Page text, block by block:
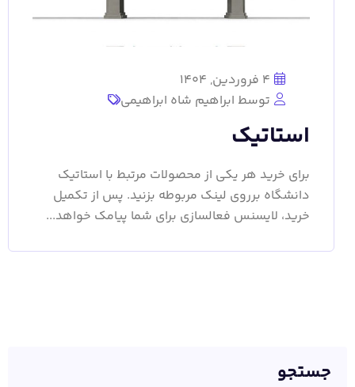
4 فروردین, 1404
توسط ابراهیم شاه ابراهیمی
استاتیک
برای خرید هر یکی از محصولات مرتبط با استاتیک
دانشگاه برروی لینک مربوطه بزنید. پس از تکمیل
خرید، لایسنس فعالسازی برای شما پیامک خواهد...
جستجو